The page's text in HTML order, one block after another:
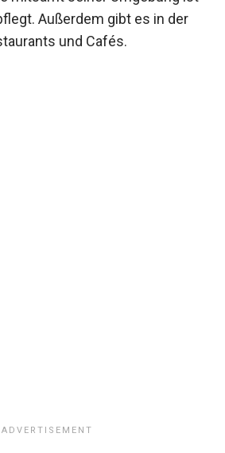
Außerdem gibt es in der
und Cafés.